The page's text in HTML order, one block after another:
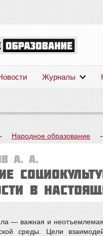
Журналы
Народное образование
А. А.
в
— важная и неотъемлемая
среды. Цели